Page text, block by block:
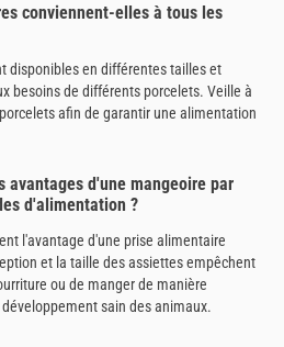
conviennent-elles à tous les
disponibles en différentes tailles et
besoins de différents porcelets. Veille à
afin de garantir une alimentation
avantages d'une mangeoire par
d'alimentation ?
l'avantage d'une prise alimentaire
et la taille des assiettes empêchent
ou de manger de manière
sain des animaux.